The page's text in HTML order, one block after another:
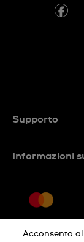
Supporto
Restituzione
Condizioni
Informazioni
Carriera
Acconsento